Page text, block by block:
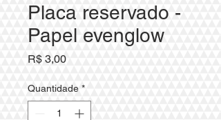
Placa reservado -
Papel evenglow
R$ 3,00Preço
Quantidade *